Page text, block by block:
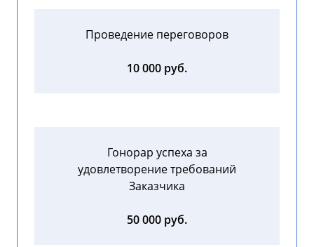
Проведение переговоров
10 000 руб.
Гонорар успеха за
удовлетворение требований
Заказчика
50 000 руб.